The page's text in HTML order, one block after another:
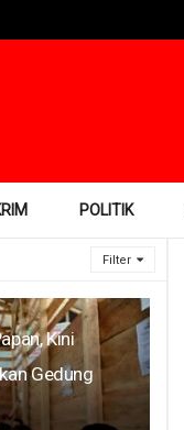
Filter
Kini
Gedung
POLITIK